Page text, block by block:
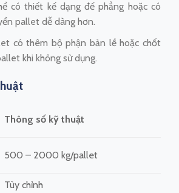
có thiết kế dạng đế phẳng hoặc có
pallet dễ dàng hơn.
có thêm bộ phận bản lề hoặc chốt
khi không sử dụng.
Thông số kỹ thuật
500 – 2000 kg/pallet
Tùy chỉnh